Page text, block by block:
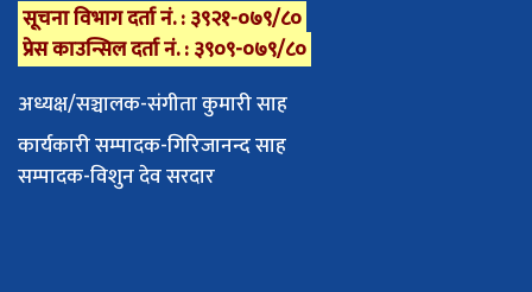
सूचना विभाग दर्ता नं. : ३९२१-०७९/८०
प्रेस काउन्सिल दर्ता नं. : ३९०९-०७९/८०
अध्यक्ष/सञ्चालक-संगीता कुमारी साह
कार्यकारी सम्पादक-गिरिजानन्द साह
सम्पादक-विशुन देव सरदार